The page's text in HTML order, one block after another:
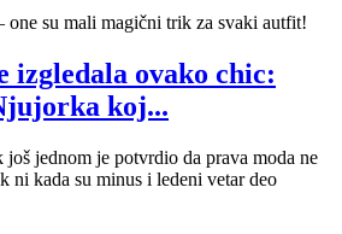
one su mali magični trik za svaki autfit!
izgledala ovako chic:
koj...
jednom je potvrdio da prava moda ne
ni kada su minus i ledeni vetar deo